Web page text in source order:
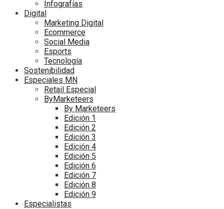
Infografías
Digital
Marketing Digital
Ecommerce
Social Media
Esports
Tecnología
Sostenibilidad
Especiales MN
Retail Especial
ByMarketeers
By Marketeers
Edición 1
Edición 2
Edición 3
Edición 4
Edición 5
Edición 6
Edición 7
Edición 8
Edición 9
Especialistas